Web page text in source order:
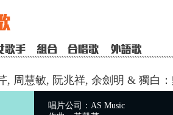
, 周慧敏, 阮兆祥, 余劍明 & 獨白
唱片公司：AS Music